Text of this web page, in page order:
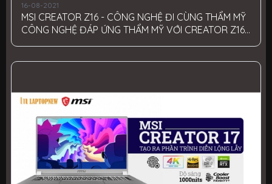
16-08-2021
MSI CREATOR Z16 - CÔNG NGHỆ ĐI CÙNG THẨM MỸ
CÔNG NGHỆ ĐÁP ỨNG THẨM MỸ VỚI CREATOR Z16 -
cách mạng khoa học và những phát triển vĩ đại
đều được xây dựng dựa trên sự khéo léo của khoa
học và mỹ học nhân văn. Chiếc máy này sẽ đưa
bạn đến đến kỷ nguyên mới về "Công nghệ...